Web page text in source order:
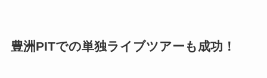
豊洲PITでの単独ライブツアーも成功！